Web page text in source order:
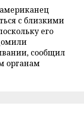
с близкими
его
сообщил
органам